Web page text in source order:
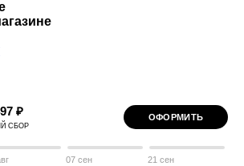
₽
СБОР
ОФОРМИТЬ
07 сен 21 сен